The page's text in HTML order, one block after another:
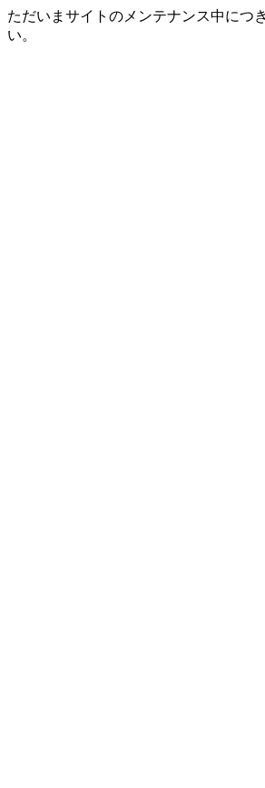
ただいまサイトのメンテナンス中につ
い。